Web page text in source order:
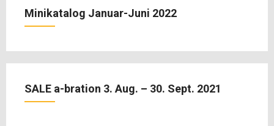
Minikatalog Januar-Juni 2022
SALE a-bration 3. Aug. – 30. Sept. 2021